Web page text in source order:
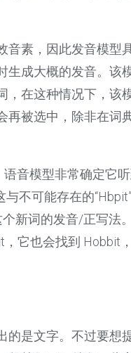
素，因此发音模型
成大概的发音。该
，在这种情况下，该
被选中，除非在词
音模型非常确定它
不可能存在的
新词的发音/正写法
它也会找到 Hobbit
是文字。不过要想